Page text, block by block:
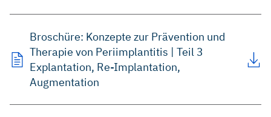
Broschüre: Konzepte zur Prävention und
Therapie von Periimplantitis | Teil 3
Explantation, Re-Implantation,
Augmentation